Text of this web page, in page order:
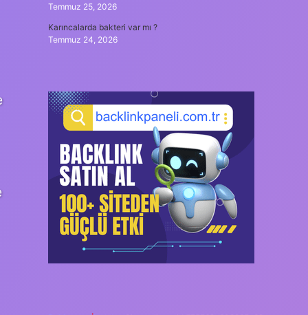
Temmuz 25, 2026
Karıncalarda bakteri var mı ?
Temmuz 24, 2026